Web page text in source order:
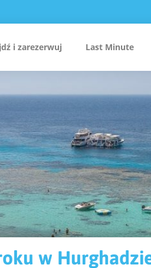
i zarezerwuj Last Minute
w